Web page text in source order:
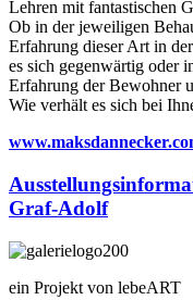
Lehren mit fantastischen
Ob in der jeweiligen
Erfahrung dieser Art in
es sich gegenwärtig oder
Erfahrung der Bewohner
Wie verhält es sich bei
Graf-Adolf
ein Projekt von lebeART